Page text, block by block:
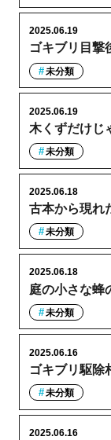
ゴキブリ目撃
2025.06.19
未分類
木くずだけじ
2025.06.19
未分類
古本から現れ
2025.06.18
未分類
庭の小さな蜂
2025.06.18
未分類
ゴキブリ駆除
2025.06.16
未分類
2025.06.16